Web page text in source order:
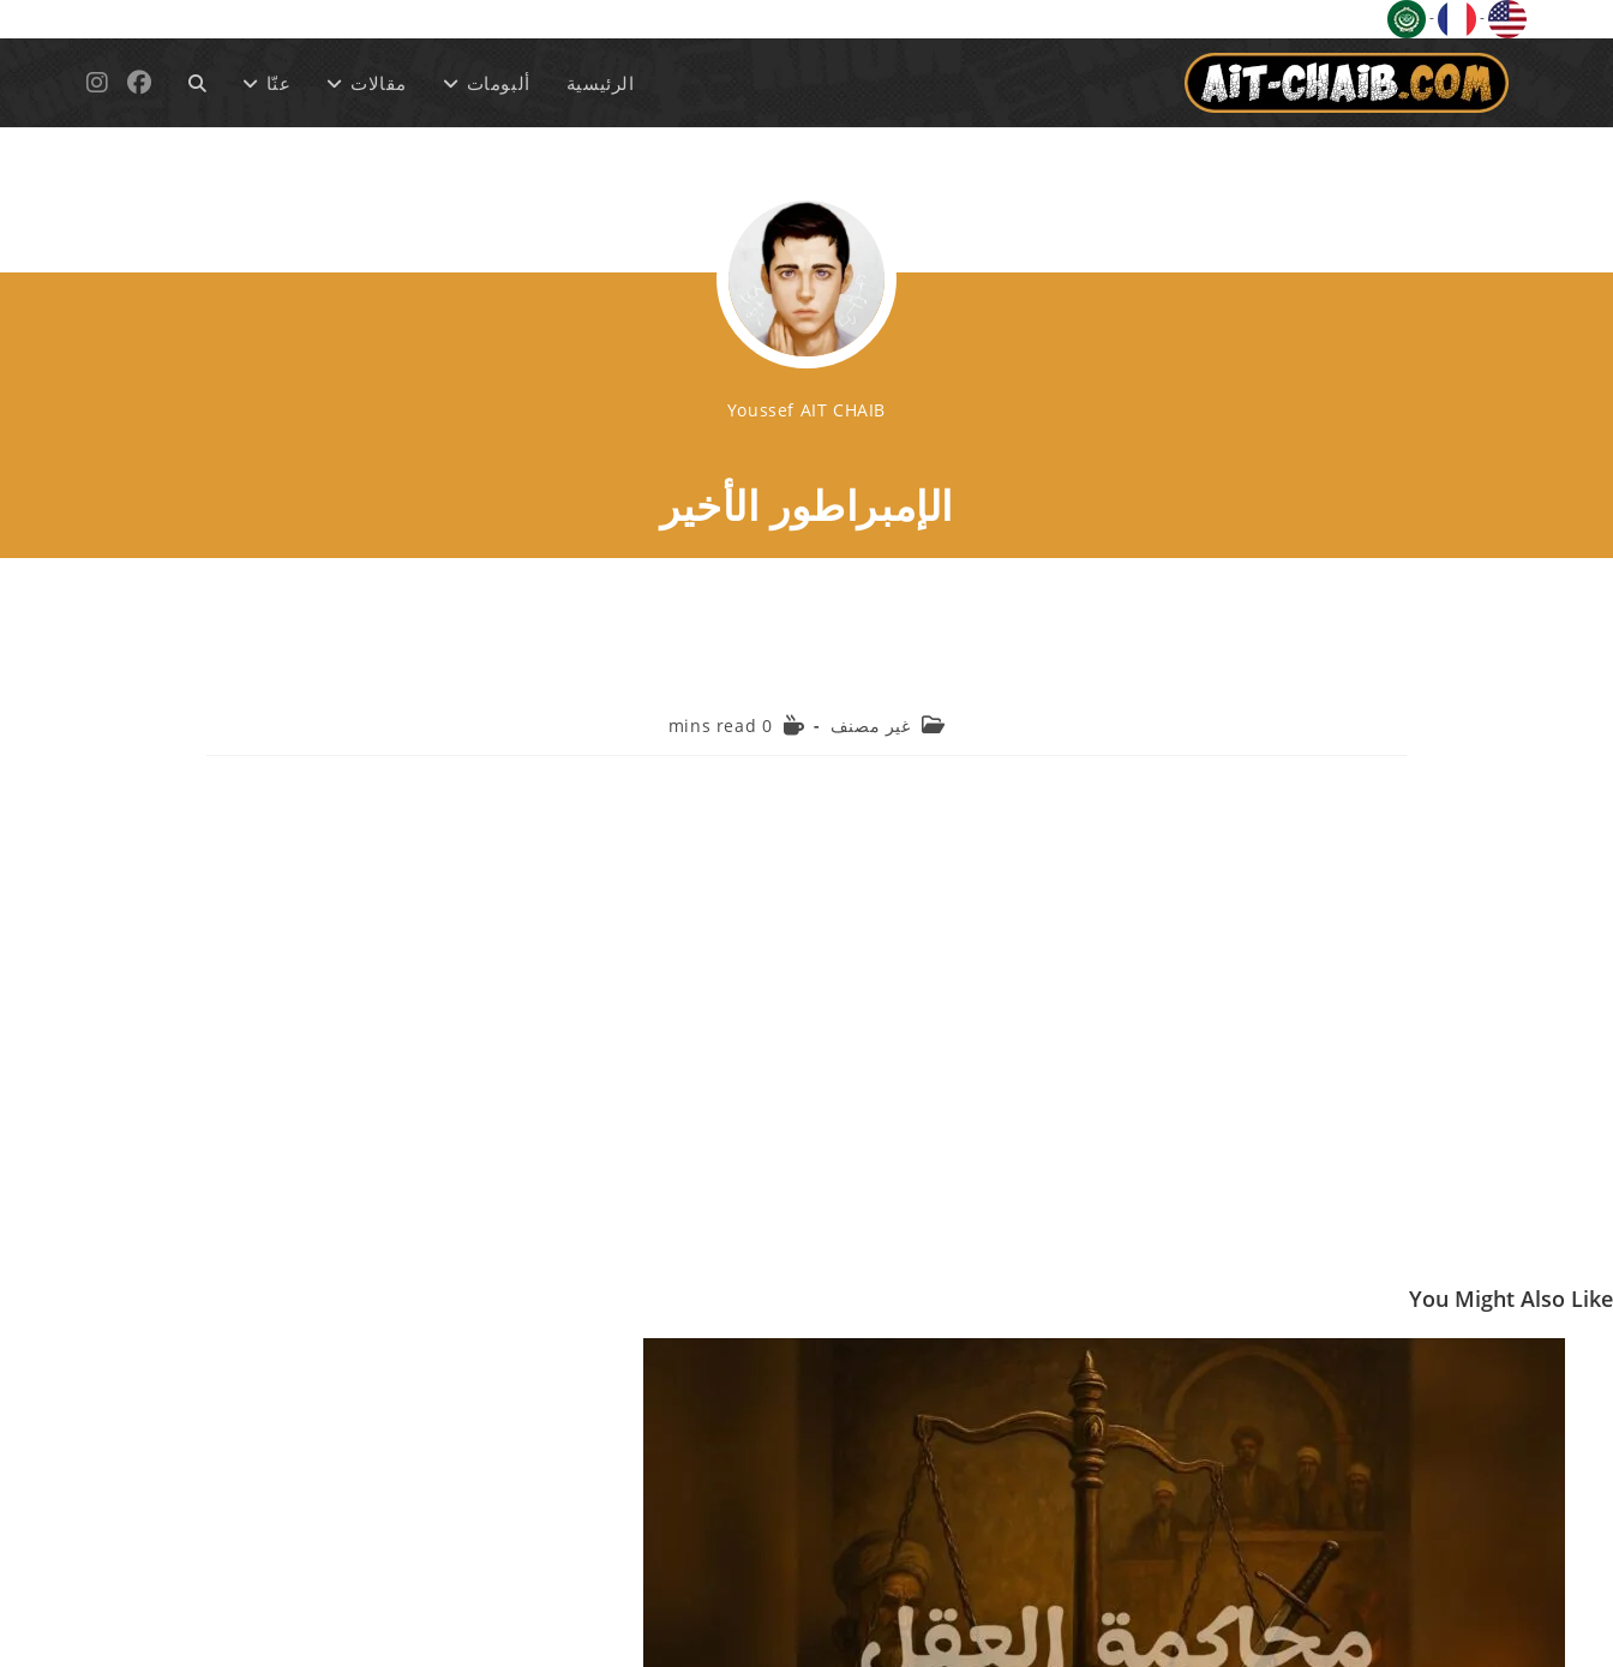
to
-
-
الرئيسية ألبومات مقالات عنّا Toggle
Youssef AIT CHAIB
الإمبراطور الأخير
Postغير مصنف
Reading
0 mins read
You Might Also Like